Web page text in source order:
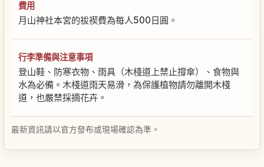
費用
月山神社本宮的祓禊費為每人500日圓。
行李準備與注意事項
登山鞋、防寒衣物、雨具（木棧道上禁止撐傘）、食物與
水為必備。木棧道雨天易滑，為保護植物請勿離開木棧
道，也嚴禁採摘花卉。
最新資訊請以官方發布或現場確認為準。